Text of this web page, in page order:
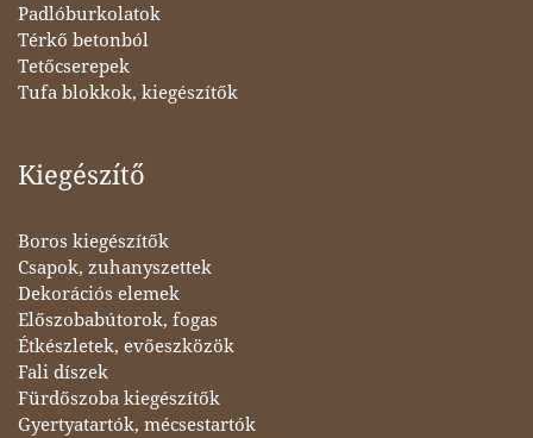
Padlóburkolatok
Térkő betonból
Tetőcserepek
Tufa blokkok, kiegészítők
Kiegészítő
Boros kiegészítők
Csapok, zuhanyszettek
Dekorációs elemek
Előszobabútorok, fogas
Étkészletek, evőeszközök
Fali díszek
Fürdőszoba kiegészítők
Gyertyatartók, mécsestartók